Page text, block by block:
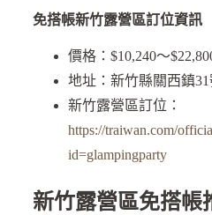
免搭帳新竹露營區訂位資訊
價格：$10,240～
地址：新竹縣關西鎮31
新竹露營區訂位：
https://traiwan.com/
id=glampingparty
新竹露營區免搭帳